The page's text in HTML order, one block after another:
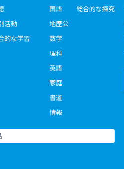
活動
的な学習
国語
地歴公
数学
理科
英語
家庭
書道
情報
総合的な探究